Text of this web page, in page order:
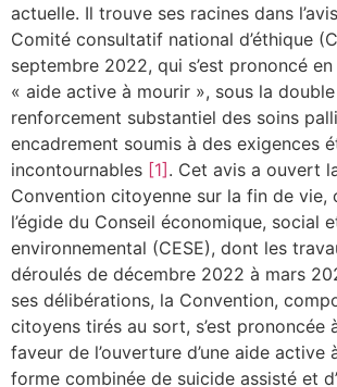
actuelle. Il trouve ses racines dans
Comité consultatif national d’éthique
septembre 2022, qui s’est prononcé en
« aide active à mourir », sous la
renforcement substantiel des soins
encadrement soumis à des exigences
incontournables [1]. Cet avis a ouvert
Convention citoyenne sur la fin de vie,
l’égide du Conseil économique, social
environnemental (CESE), dont les
déroulés de décembre 2022 à mars
ses délibérations, la Convention,
citoyens tirés au sort, s’est prononcée
faveur de l’ouverture d’une aide active
forme combinée de suicide assisté et